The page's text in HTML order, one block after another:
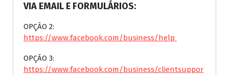
VIA EMAIL E FORMULÁRIOS:
OPÇÃO 2:
https://www.facebook.com/business/help
OPÇÃO 3:
https://www.facebook.com/business/clientsuppor